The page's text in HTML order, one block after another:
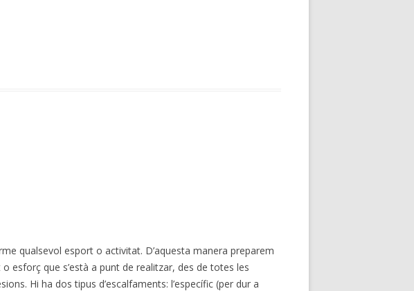
qualsevol esport o activitat. D’aquesta manera preparem
esforç que s’està a punt de realitzar, des de totes les
Hi ha dos tipus d’escalfaments: l’específic (per dur a